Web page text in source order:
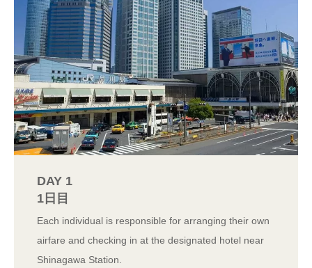
DAY 1
1日目
Each individual is responsible for arranging their own
airfare and checking in at the designated hotel near
Shinagawa Station.